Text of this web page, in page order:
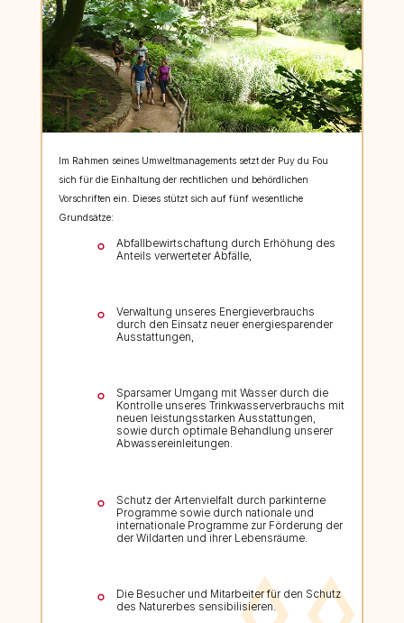
Im Rahmen seines Umweltmanagements setzt der Puy du Fou
sich für die Einhaltung der rechtlichen und behördlichen
Vorschriften ein. Dieses stützt sich auf fünf wesentliche
Grundsätze:
Abfallbewirtschaftung durch Erhöhung des
Anteils verwerteter Abfälle,
Verwaltung unseres Energieverbrauchs
durch den Einsatz neuer energiesparender
Ausstattungen,
Sparsamer Umgang mit Wasser durch die
Kontrolle unseres Trinkwasserverbrauchs mit
neuen leistungsstarken Ausstattungen,
sowie durch optimale Behandlung unserer
Abwassereinleitungen.
Schutz der Artenvielfalt durch parkinterne
Programme sowie durch nationale und
internationale Programme zur Förderung der
der Wildarten und ihrer Lebensräume.
Die Besucher und Mitarbeiter für den Schutz
des Naturerbes sensibilisieren.